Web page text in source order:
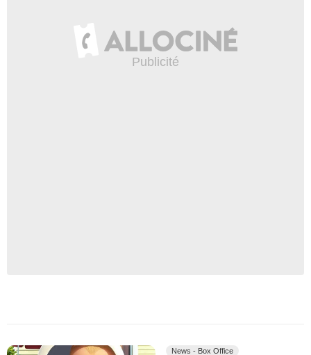
News - Box Office